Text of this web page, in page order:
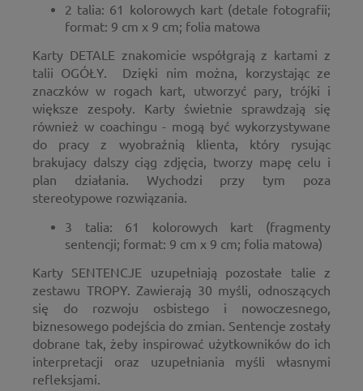
2 talia: 61 kolorowych kart (detale fotografii;
format: 9 cm x 9 cm; folia matowa
Karty DETALE znakomicie współgrają z kartami z
talii OGÓŁY. Dzięki nim można, korzystając ze
znaczków w rogach kart, utworzyć pary, trójki i
większe zespoły. Karty świetnie sprawdzają się
również w coachingu - mogą być wykorzystywane
do pracy z wyobraźnią klienta, który rysując
brakujacy dalszy ciąg zdjęcia, tworzy mapę celu i
plan działania. Wychodzi przy tym poza
stereotypowe rozwiązania.
3 talia: 61 kolorowych kart (fragmenty
sentencji; format: 9 cm x 9 cm; folia matowa)
Karty SENTENCJE uzupełniają pozostałe talie z
zestawu TROPY. Zawierają 30 myśli, odnoszących
się do rozwoju osbistego i nowoczesnego,
biznesowego podejścia do zmian. Sentencje zostały
dobrane tak, żeby inspirować użytkowników do ich
interpretacji oraz uzupełniania myśli własnymi
refleksjami.